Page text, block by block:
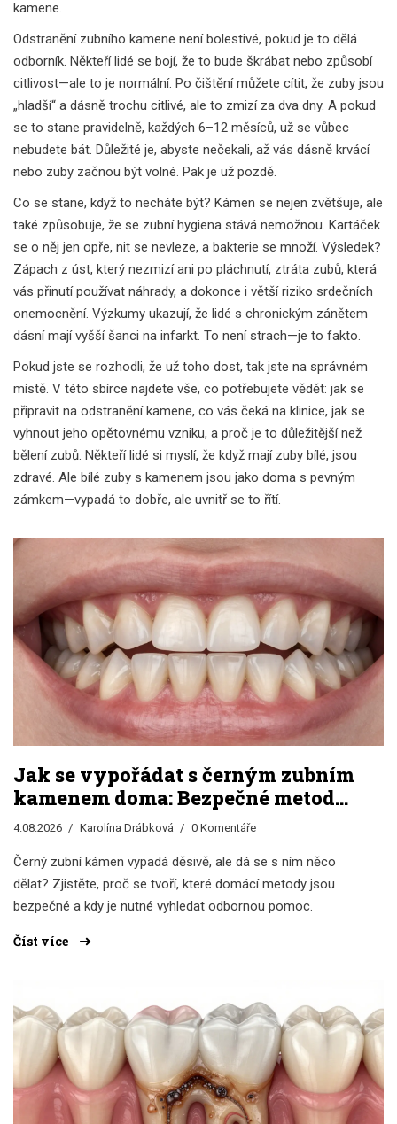
kamene.
Odstranění zubního kamene není bolestivé, pokud je to dělá
odborník. Někteří lidé se bojí, že to bude škrábat nebo způsobí
citlivost—ale to je normální. Po čištění můžete cítit, že zuby jsou
„hladší“ a dásně trochu citlivé, ale to zmizí za dva dny. A pokud
se to stane pravidelně, každých 6–12 měsíců, už se vůbec
nebudete bát. Důležité je, abyste nečekali, až vás dásně krvácí
nebo zuby začnou být volné. Pak je už pozdě.
Co se stane, když to necháte být? Kámen se nejen zvětšuje, ale
také způsobuje, že se zubní hygiena stává nemožnou. Kartáček
se o něj jen opře, nit se nevleze, a bakterie se množí. Výsledek?
Zápach z úst, který nezmizí ani po pláchnutí, ztráta zubů, která
vás přinutí používat náhrady, a dokonce i větší riziko srdečních
onemocnění. Výzkumy ukazují, že lidé s chronickým zánětem
dásní mají vyšší šanci na infarkt. To není strach—je to fakto.
Pokud jste se rozhodli, že už toho dost, tak jste na správném
místě. V této sbírce najdete vše, co potřebujete vědět: jak se
připravit na odstranění kamene, co vás čeká na klinice, jak se
vyhnout jeho opětovnému vzniku, a proč je to důležitější než
bělení zubů. Někteří lidé si myslí, že když mají zuby bílé, jsou
zdravé. Ale bílé zuby s kamenem jsou jako doma s pevným
zámkem—vypadá to dobře, ale uvnitř se to řítí.
Jak se vypořádat s černým zubním
kamenem doma: Bezpečné metody
a varování
4.08.2026 Karolína Drábková 0 Komentáře
Černý zubní kámen vypadá děsivě, ale dá se s ním něco
dělat? Zjistěte, proč se tvoří, které domácí metody jsou
bezpečné a kdy je nutné vyhledat odbornou pomoc.
Číst více